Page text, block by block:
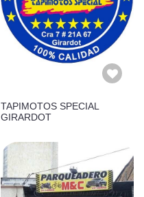
TAPIMOTOS SPECIAL
GIRARDOT